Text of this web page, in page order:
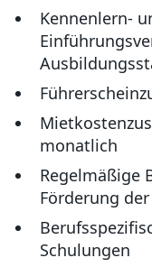
Kennenlern-
monatlich
Regelmäßige
Förderung
Schulungen